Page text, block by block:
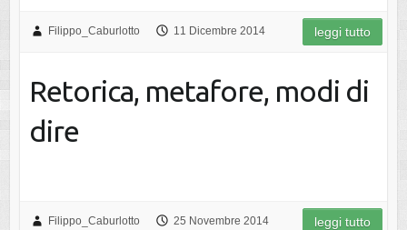
Filippo_Caburlotto 11 Dicembre 2014 leggi tutto
Retorica, metafore, modi di
dire
Filippo_Caburlotto 25 Novembre 2014 leggi tutto